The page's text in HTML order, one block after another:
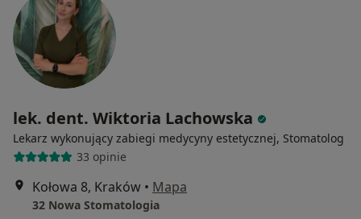
lek. dent. Wiktoria Lachowska
Lekarz wykonujący zabiegi medycyny estetycznej, Stomatolog
33 opinie
Kołowa 8, Kraków • Mapa
32 Nowa Stomatologia